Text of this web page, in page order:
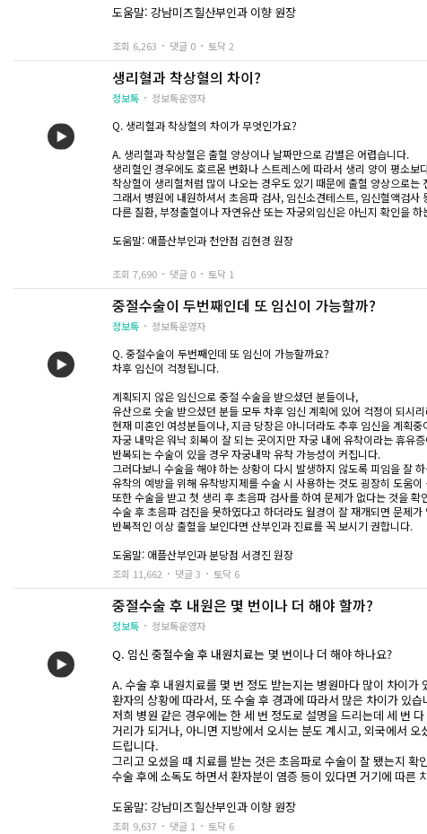
도움말: 강남미즈힐산부인과 이향 원장
조회 6,263 댓글 0 토닥 2
생리혈과 착상혈의 차이?
정보톡 정보톡운영자
Q. 생리혈과 착상혈의 차이가 무엇인가요?
A. 생리혈과 착상혈은 출혈 양상이나 날짜만으로 감별은 어렵습니다.
생리혈인 경우에도 호르몬 변화나 스트레스에 따라서 생리 양이 평소보
착상혈이 생리혈처럼 많이 나오는 경우도 있기 때문에 출혈 양상으로는
그래서 병원에 내원하셔서 초음파 검사, 임신소견테스트, 임신혈액검사
다른 질환, 부정출혈이나 자연유산 또는 자궁외임신은 아닌지 확인을 하
도움말: 애플산부인과 천안점 김현경 원장
조회 7,690 댓글 0 토닥 1
중절수술이 두번째인데 또 임신이 가능할까?
정보톡 정보톡운영자
Q. 중절수술이 두번째인데 또 임신이 가능할까요?
차후 임신이 걱정됩니다.
계획되지 않은 임신으로 중절 수술을 받으셨던 분들이나,
유산으로 숫술 받으셨던 분들 모두 차후 임신 계획에 있어 걱정이 되시
현재 미혼인 여성분들이나, 지금 당장은 아니더라도 추후 임신을 계획
자궁 내막은 워낙 회복이 잘 되는 곳이지만 자궁 내에 유착이라는 휴유
반복되는 수술이 있을 경우 자궁내막 유착 가능성이 커집니다.
그러다보니 수술을 해야 하는 상황이 다시 발생하지 않도록 피임을 잘
유착의 예방을 위해 유착방지제를 수술 시 사용하는 것도 굉장히 도움이
또한 수술을 받고 첫 생리 후 초음파 검사를 하여 문제가 없다는 것을
수술 후 초음파 검진을 못하였다고 하더라도 월경이 잘 재개되면 문제
반복적인 이상 출혈을 보인다면 산부인과 진료를 꼭 보시기 권합니다.
도움말: 애플산부인과 분당점 서경진 원장
조회 11,662 댓글 3 토닥 6
중절수술 후 내원은 몇 번이나 더 해야 할까?
정보톡 정보톡운영자
Q. 임신 중절수술 후 내원치료는 몇 번이나 더 해야 하나요?
A. 수술 후 내원치료를 몇 번 정도 받는지는 병원마다 많이 차이가
환자의 상황에 따라서, 또 수술 후 경과에 따라서 많은 차이가 있습
저희 병원 같은 경우에는 한 세 번 정도로 설명을 드리는데 세 번
거리가 되거나, 아니면 지방에서 오시는 분도 계시고, 외국에서
드립니다.
그리고 오셨을 때 치료를 받는 것은 초음파로 수술이 잘 됐는지 확
수술 후에 소독도 하면서 환자분이 염증 등이 있다면 거기에 따른
도움말: 강남미즈힐산부인과 이향 원장
조회 9,637 댓글 1 토닥 6